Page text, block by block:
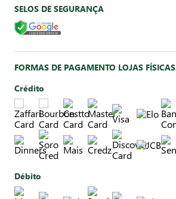
SELOS DE SEGURANÇA
FORMAS DE PAGAMENTO LOJAS FÍSICAS
Crédito
Débito